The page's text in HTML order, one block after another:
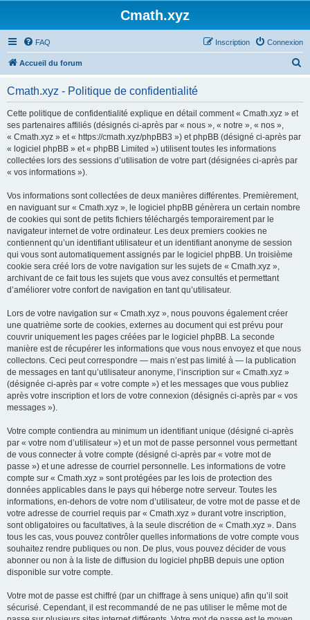
Cmath.xyz
FAQ Connexion
Inscription
Accueil du forum
Cmath.xyz - Politique de confidentialité
Cette politique de confidentialité explique en détail comment « Cmath.xyz » et
ses partenaires affiliés (désignés ci-après par « nous », « notre », « nos »,
« Cmath.xyz » et « https://cmath.xyz/phpBB3 ») et phpBB (désigné ci-après par
« logiciel phpBB » et « phpBB Limited ») utilisent toutes les informations
collectées lors des sessions d’utilisation de votre part (désignées ci-après par
« vos informations »).
Vos informations sont collectées de deux manières différentes. Premièrement,
en naviguant sur « Cmath.xyz », le logiciel phpBB génèrera un certain nombre
de cookies qui sont de petits fichiers téléchargés temporairement par le
navigateur internet de votre ordinateur. Les deux premiers cookies ne
contiennent qu’un identifiant utilisateur et un identifiant anonyme de session
qui vous sont automatiquement assignés par le logiciel phpBB. Un troisième
cookie sera créé lors de votre navigation sur les sujets de « Cmath.xyz »,
archivant de ce fait tous les sujets que vous avez consultés et permettant
d’améliorer votre confort de navigation en tant qu’utilisateur.
Lors de votre navigation sur « Cmath.xyz », nous pouvons également créer
une quatrième sorte de cookies, externes au document qui est prévu pour
couvrir uniquement les pages créées par le logiciel phpBB. La seconde
manière est de récupérer les informations que vous nous envoyez et que nous
collectons. Ceci peut correspondre — mais n’est pas limité à — la publication
de messages en tant qu’utilisateur anonyme, l’inscription sur « Cmath.xyz »
(désignée ci-après par « votre compte ») et les messages que vous publiez
après votre inscription et lors de votre connexion (désignés ci-après par « vos
messages »).
Votre compte contiendra au minimum un identifiant unique (désigné ci-après
par « votre nom d’utilisateur ») et un mot de passe personnel vous permettant
de vous connecter à votre compte (désigné ci-après par « votre mot de
passe ») et une adresse de courriel personnelle. Les informations de votre
compte sur « Cmath.xyz » sont protégées par les lois de protection des
données applicables dans le pays qui héberge notre serveur. Toutes les
informations, en-dehors de votre nom d’utilisateur, de votre mot de passe et de
votre adresse de courriel requis par « Cmath.xyz » durant votre inscription,
sont obligatoires ou facultatives, à la seule discrétion de « Cmath.xyz ». Dans
tous les cas, vous pouvez contrôler quelles informations de votre compte vous
souhaitez rendre publiques ou non. De plus, vous pouvez décider de vous
abonner ou non à la liste de diffusion du logiciel phpBB depuis une option
disponible sur votre compte.
Votre mot de passe est chiffré (par un chiffrage à sens unique) afin qu’il soit
sécurisé. Cependant, il est recommandé de ne pas utiliser le même mot de